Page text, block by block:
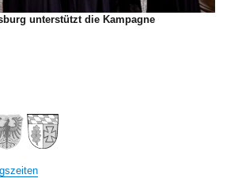
unterstützt die Kampagne